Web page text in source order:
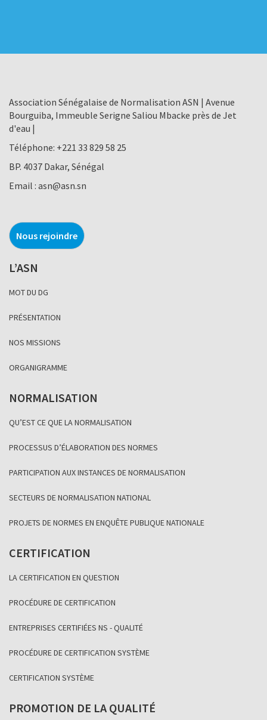
Association Sénégalaise de Normalisation ASN | Avenue
Bourguiba, Immeuble Serigne Saliou Mbacke près de Jet
d'eau |
Téléphone: +221 33 829 58 25
BP. 4037 Dakar, Sénégal
Email : asn@asn.sn
Nous rejoindre
L’ASN
MOT DU DG
PRÉSENTATION
NOS MISSIONS
ORGANIGRAMME
NORMALISATION
QU’EST CE QUE LA NORMALISATION
PROCESSUS D’ÉLABORATION DES NORMES
PARTICIPATION AUX INSTANCES DE NORMALISATION
SECTEURS DE NORMALISATION NATIONAL
PROJETS DE NORMES EN ENQUÊTE PUBLIQUE NATIONALE
CERTIFICATION
LA CERTIFICATION EN QUESTION
PROCÉDURE DE CERTIFICATION
ENTREPRISES CERTIFIÉES NS - QUALITÉ
PROCÉDURE DE CERTIFICATION SYSTÈME
CERTIFICATION SYSTÈME
PROMOTION DE LA QUALITÉ